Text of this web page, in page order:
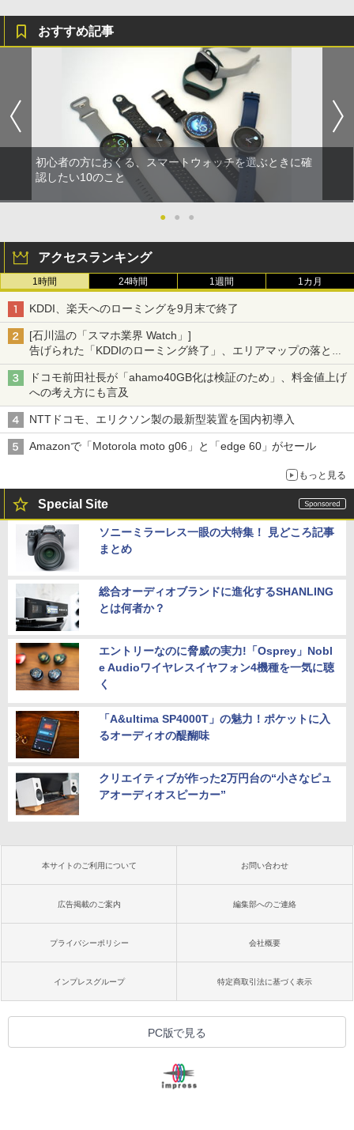
おすすめ記事
初心者の方におくる、スマートウォッチを選ぶときに確
認したい10のこと
● ● ●
アクセスランキング
1時間 24時間 1週間 1カ月
KDDI、楽天へのローミングを9月末で終了
[石川温の「スマホ業界 Watch」]
告げられた「KDDIのローミング終了」、エリアマップの落とし
穴と楽天モバイルの課題
ドコモ前田社長が「ahamo40GB化は検証のため」、料金値上げ
への考え方にも言及
NTTドコモ、エリクソン製の最新型装置を国内初導入
Amazonで「Motorola moto g06」と「edge 60」がセール
もっと見る
Special Site
ソニーミラーレス一眼の大特集！ 見どころ記事
まとめ
総合オーディオブランドに進化するSHANLING
とは何者か？
エントリーなのに脅威の実力!「Osprey」Nobl
e Audioワイヤレスイヤフォン4機種を一気に聴
く
「A&ultima SP4000T」の魅力！ポケットに入
るオーディオの醍醐味
クリエイティブが作った2万円台の“小さなピュ
アオーディオスピーカー”
本サイトのご利用について お問い合わせ
広告掲載のご案内 編集部へのご連絡
プライバシーポリシー 会社概要
インプレスグループ 特定商取引法に基づく表示
PC版で見る